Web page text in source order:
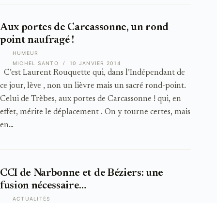
HUMEUR
Aux portes de Carcassonne, un rond
point naufragé !
C’est Laurent Rouquette qui, dans l’Indépendant de
ce jour, lève , non un lièvre mais un sacré rond-point.
Celui de Trèbes, aux portes de Carcassonne ! qui, en
effet, mérite le déplacement . On y tourne certes, mais
en…
MICHEL SANTO 10 JANVIER 2014
ACTUALITÉS
CCI de Narbonne et de Béziers: une
fusion nécessaire…